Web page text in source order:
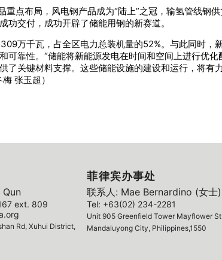
点布局，风电钢产品成为“陆上”之冠，输氢管线钢供
交付，成功开辟了储能用钢的新赛道。
万千瓦，占全区电力总装机量的52%。与此同时，
靠性。“储能将新能源发电在时间和空间上进行优化
关键材料支撑。这些储能设施的建设和运行，将有
张玉超）
ext. 809
Rd, Xuhui District,
菲律宾办事处
联系人: Mae Bernardino (女士)
Tel: +63(02) 234-2281
Unit 905 Greenfield Tower Mayflower
Mandaluyong City, Philippines,1550